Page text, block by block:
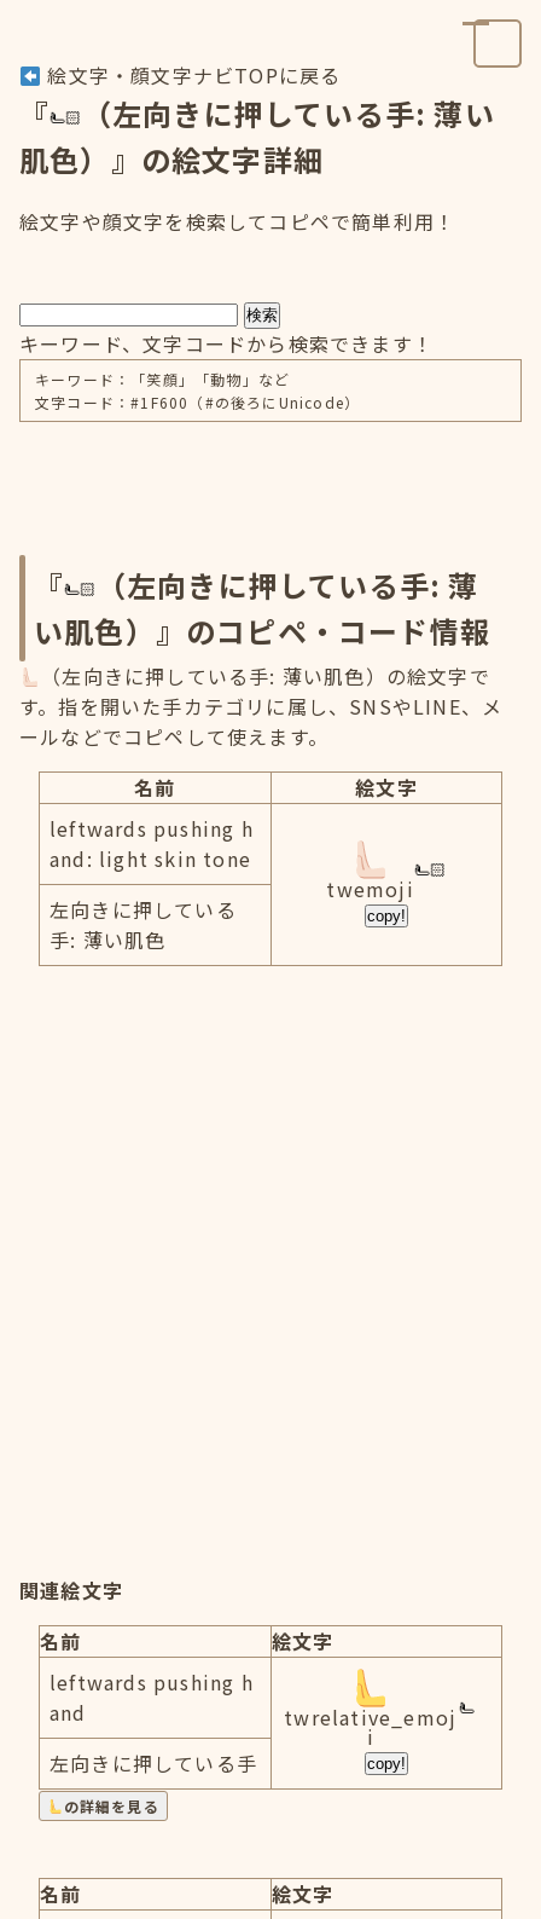
絵文字・顔文字ナビTOPに戻る
『
（左向きに押している手: 薄い
肌色）』の絵文字詳細
絵文字や顔文字を検索してコピペで簡単利用！
検索
キーワード、文字コードから検索できます！
キーワード：「笑顔」「動物」など
文字コード：#1F600（#の後ろにUnicode）
『
（左向きに押している手: 薄
い肌色）』のコピペ・コード情報
（左向きに押している手: 薄い肌色）の絵文字で
す。指を開いた手カテゴリに属し、SNSやLINE、メ
ールなどでコピペして使えます。
名前
絵文字
leftwards pushing h
and: light skin tone
twemoji
copy!
左向きに押している
手: 薄い肌色
関連絵文字
名前
絵文字
leftwards pushing h
and
twrelative_emoj
i
copy!
左向きに押している手
の詳細を見る
名前
絵文字